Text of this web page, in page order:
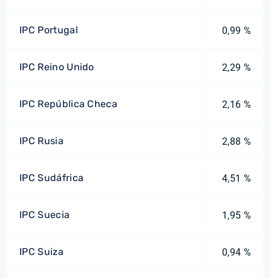
IPC Portugal 0,99 %
IPC Reino Unido 2,29 %
IPC República Checa 2,16 %
IPC Rusia 2,88 %
IPC Sudáfrica 4,51 %
IPC Suecia 1,95 %
IPC Suiza 0,94 %